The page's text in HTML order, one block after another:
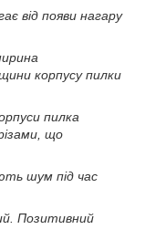
від появи нагару
корпусу пилки
пилка
що
шум під час
Позитивний